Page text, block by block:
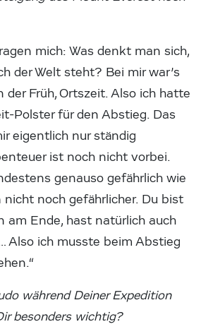
mich: Was denkt man sich,
der Welt steht? Bei mir war’s
der Früh, Ortszeit. Also ich hatte
Polster für den Abstieg. Das
eigentlich nur ständig
ist noch nicht vorbei.
genauso gefährlich wie
noch gefährlicher. Du bist
am Ende, hast natürlich auch
Also ich musste beim Abstieg
während Deiner Expedition
besonders wichtig?